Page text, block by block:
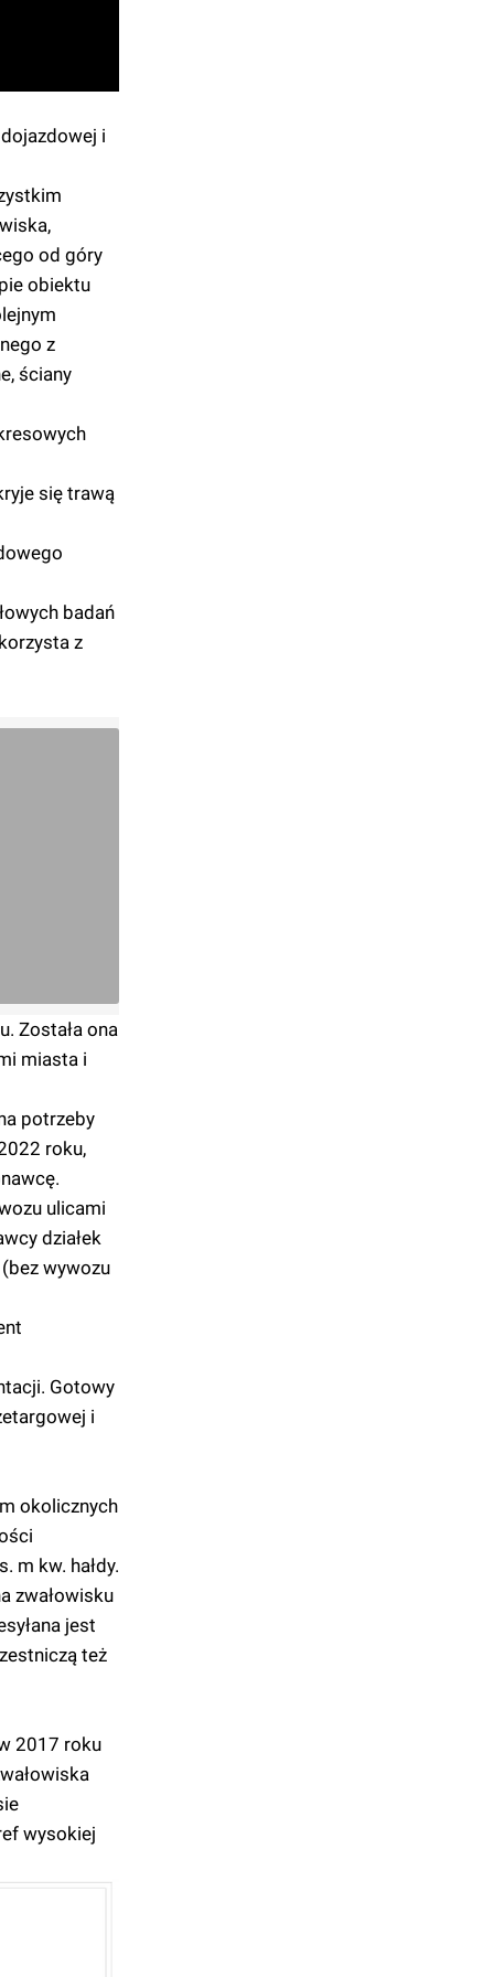
i
od góry
obiektu
z
ściany
się trawą
badań
z
Została ona
miasta i
potrzeby
roku,
ulicami
działek
wywozu
Gotowy
i
okolicznych
m kw. hałdy.
zwałowisku
jest
też
2017 roku
wysokiej